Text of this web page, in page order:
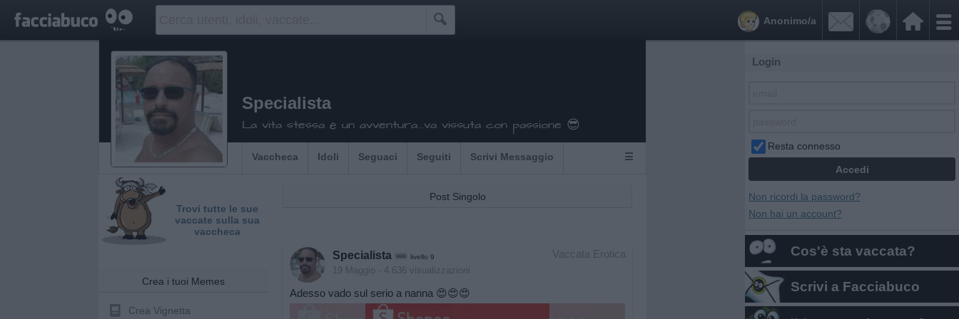
 

Anonimo/a
Specialista
La vita stessa è un avventura...va vissuta con passione 😎
Vaccheca Idoli Seguaci Seguiti Scrivi Messaggio ☰
Trovi tutte le sue
vaccate sulla sua
vaccheca
Crea i tuoi Memes
Crea Vignetta
Post Singolo
Vaccata Erotica
Specialista livello 9
19 Maggio - 4.636 visualizzazioni
Adesso vado sul serio a nanna 😍😍😍
Login
Resta connesso
Non ricordi la password?
Non hai un account?
Cos'è sta vaccata?
Scrivi a Facciabuco